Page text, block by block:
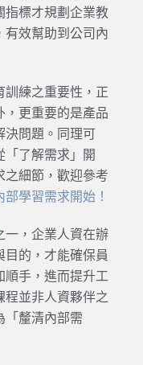
指標才規劃企業教
有效幫助到公司內
訓練之重要性，正
，更重要的是產品
決問題。同理可
「了解需求」開
之細節，歡迎參考
學習需求開始！
一，企業人資在辦
目的，才能確保員
順手，進而提升工
程並非人資夥伴之
「釐清內部需